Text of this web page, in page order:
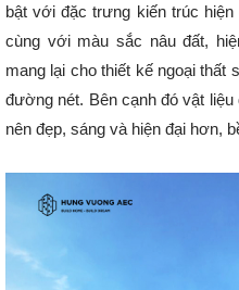
bật với đặc trưng kiến trúc
cùng với màu sắc nâu đất,
mang lại cho thiết kế ngoại thất
đường nét. Bên cạnh đó vật
nên đẹp, sáng và hiện đại hơn,